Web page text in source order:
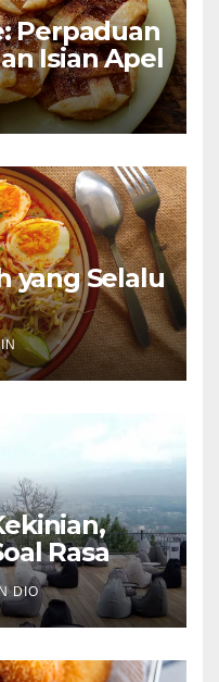
Perpaduan
Isian Apel
yang Selalu
Rasa
DIO